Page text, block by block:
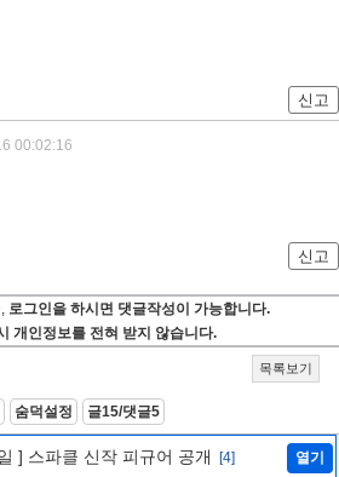
신고
00:02:16
신고
로그인을 하시면 댓글작성이 가능합니다.
개인정보를 전혀 받지 않습니다.
목록보기
숨덕설정 글15/댓글5
] 스파클 신작 피규어 공개 [4] 열기